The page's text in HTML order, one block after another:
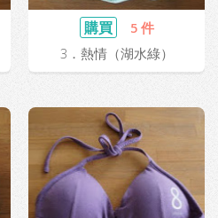
購買
5 件
3．熱情（湖水綠）